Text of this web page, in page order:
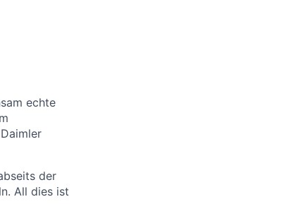
echte
der
All dies ist